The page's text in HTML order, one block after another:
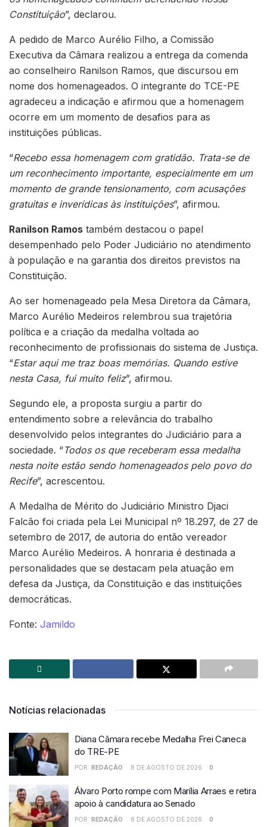
Constituição”, declarou.
A pedido de Marco Aurélio Filho, a Comissão
Executiva da Câmara realizou a entrega da comenda
ao conselheiro Ranilson Ramos, que discursou em
nome dos homenageados. O integrante do TCE-PE
agradeceu a indicação e afirmou que a homenagem
ocorre em um momento de desafios para as
instituições públicas.
“Recebo essa homenagem com gratidão. Trata-se de
um reconhecimento importante, especialmente em um
momento de grande tensionamento, com acusações
gratuitas e inverídicas às instituições”, afirmou.
Ranilson Ramos também destacou o papel
desempenhado pelo Poder Judiciário no atendimento
à população e na garantia dos direitos previstos na
Constituição.
Ao ser homenageado pela Mesa Diretora da Câmara,
Marco Aurélio Medeiros relembrou sua trajetória
política e a criação da medalha voltada ao
reconhecimento de profissionais do sistema de Justiça.
“Estar aqui me traz boas memórias. Quando estive
nesta Casa, fui muito feliz”, afirmou.
Segundo ele, a proposta surgiu a partir do
entendimento sobre a relevância do trabalho
desenvolvido pelos integrantes do Judiciário para a
sociedade. “Todos os que receberam essa medalha
nesta noite estão sendo homenageados pelo povo do
Recife”, acrescentou.
A Medalha de Mérito do Judiciário Ministro Djaci
Falcão foi criada pela Lei Municipal nº 18.297, de 27 de
setembro de 2017, de autoria do então vereador
Marco Aurélio Medeiros. A honraria é destinada a
personalidades que se destacam pela atuação em
defesa da Justiça, da Constituição e das instituições
democráticas.
Fonte: Jamildo
Notícias relacionadas
Diana Câmara recebe Medalha Frei Caneca
do TRE-PE
POR: REDAÇÃO 8 DE AGOSTO DE 2026 0
Álvaro Porto rompe com Marília Arraes e retira
apoio à candidatura ao Senado
POR: REDAÇÃO 8 DE AGOSTO DE 2026 0